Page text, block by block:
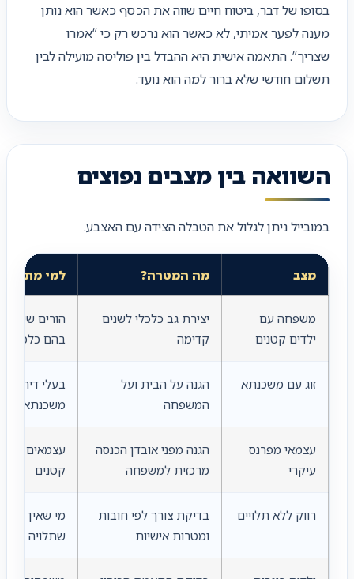
בסופו של דבר, ביטוח חיים שווה את הכסף כאשר הוא נותן
מענה לפער אמיתי, לא כאשר הוא נרכש רק כי “אמרו
שצריך”. התאמה אישית היא ההבדל בין פוליסה מועילה לבין
תשלום חודשי שלא ברור למה הוא נועד.
השוואה בין מצבים נפוצים
במובייל ניתן לגלול את הטבלה הצידה עם האצבע.
מצב מה המטרה? למי
משפחה עם
ילדים קטנים
יצירת גב כלכלי לשנים
קדימה
הורים
בהם כלכלית
זוג עם משכנתא
הגנה על הבית ועל
המשפחה
בעלי דירה
משכנתא
עצמאי מפרנס
עיקרי
הגנה מפני אובדן הכנסה
מרכזית למשפחה
עצמאים
קטנים
רווק ללא תלויים
בדיקת צורך לפי חובות
ומטרות אישיות
מי שאין לו
שתלויה בו